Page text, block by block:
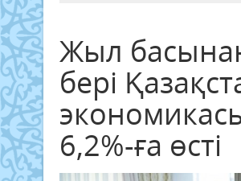
Жыл
бері
6,2%-ға өсті